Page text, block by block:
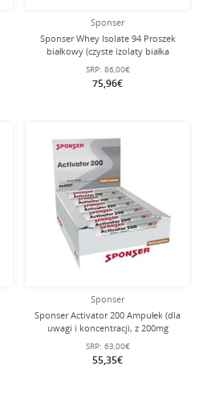
Sponser
Sponser Whey Isolate 94 Proszek
białkowy (czyste izolaty białka
serwatkowego CFM, maks.
zawartość białka, bez laktozy)
Wanilia 1500g worek stojący
SRP: 86,00€
75,96€
Sponser
Sponser Activator 200 Ampułek (dla
uwagi i koncentracji, z 200mg
kofeiny) Cola-Cytryna 30x25ml -
Pudełko
SRP: 63,00€
55,35€